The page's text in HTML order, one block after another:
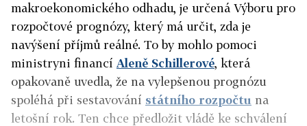
makroekonomického odhadu, je určená Výboru pro
rozpočtové prognózy, který má určit, zda je
navýšení příjmů reálné. To by mohlo pomoci
ministryni financí Aleně Schillerové, která
opakovaně uvedla, že na vylepšenou prognózu
spoléhá při sestavování státního rozpočtu na
letošní rok. Ten chce předložit vládě ke schválení